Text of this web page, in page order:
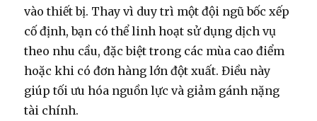
vào thiết bị. Thay vì duy trì một đội ngũ bốc xếp
cố định, bạn có thể linh hoạt sử dụng dịch vụ
theo nhu cầu, đặc biệt trong các mùa cao điểm
hoặc khi có đơn hàng lớn đột xuất. Điều này
giúp tối ưu hóa nguồn lực và giảm gánh nặng
tài chính.